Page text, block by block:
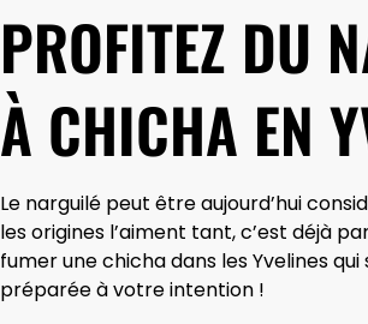
PROFITEZ DU
À CHICHA EN
Le narguilé peut être aujourd’hui
les origines l’aiment tant, c’est déjà
fumer une chicha dans les Yvelines
préparée à votre intention !